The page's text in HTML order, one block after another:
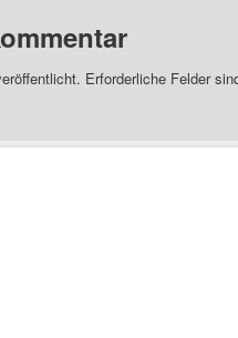
Erforderliche Felder